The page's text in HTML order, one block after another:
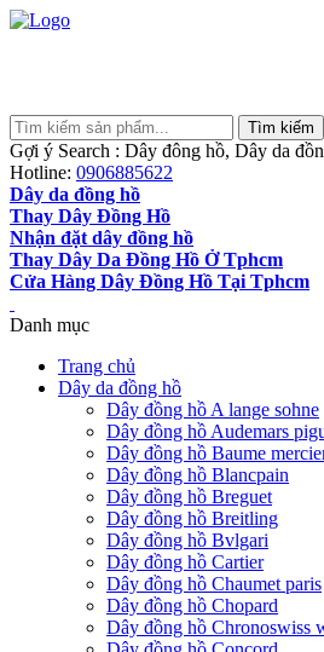
Gợi ý Search : Dây đông hồ, Dây da
Hotline: 0906885622
Dây da đồng hồ
Thay Dây Đồng Hồ
Nhận đặt dây đồng hồ
Thay Dây Da Đồng Hồ Ở Tphcm
Cửa Hàng Dây Đồng Hồ Tại Tphcm
Danh mục
Trang chủ
Dây da đồng hồ
Dây đồng hồ A lange sohne
Dây đồng hồ Audemars
Dây đồng hồ Baume
Dây đồng hồ Blancpain
Dây đồng hồ Breguet
Dây đồng hồ Breitling
Dây đồng hồ Bvlgari
Dây đồng hồ Cartier
Dây đồng hồ Chaumet paris
Dây đồng hồ Chopard
Dây đồng hồ Chronoswiss